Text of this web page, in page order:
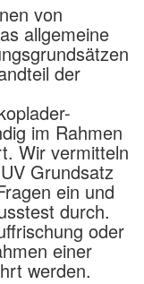
von
allgemeine
der
im Rahmen
Wir vermitteln
Grundsatz
ein und
durch.
oder
einer
werden.